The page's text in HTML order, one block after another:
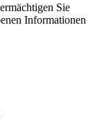
Sie
Informationen